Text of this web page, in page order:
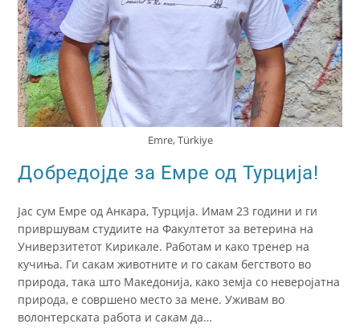
Emre, Türkiye
Добредојде за Емре од Турција!
Јас сум Емре од Анкара, Турција. Имам 23 години и ги
привршувам студиите на Факултетот за ветерина на
Универзитетот Кирикале. Работам и како тренер на
кучиња. Ги сакам животните и го сакам бегството во
природа, така што Македонија, како земја со неверојатна
природа, е совршено место за мене. Уживам во
волонтерската работа и сакам да…